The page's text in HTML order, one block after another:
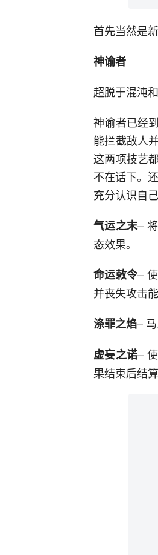
首先当然是
神谕者
超脱于混沌
神谕者已经
能拦截敌人
这两项技艺
不在话下。
充分认识自
气运之末–
态效果。
命运敕令–
并丧失攻击能
涤罪之焰–
虚妄之诺–
果结束后结算